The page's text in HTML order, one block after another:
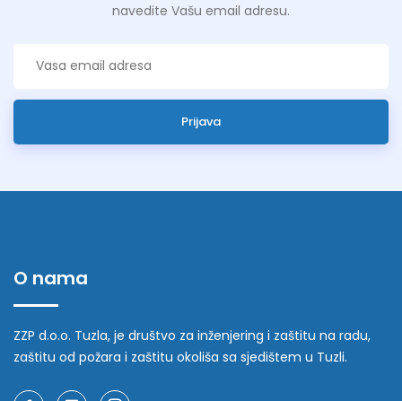
navedite Vašu email adresu.
Prijava
O nama
ZZP d.o.o. Tuzla, je društvo za inženjering i zaštitu na radu,
zaštitu od požara i zaštitu okoliša sa sjedištem u Tuzli.